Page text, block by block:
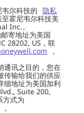
尔科技的 隐私
霍尼韦尔科技美
Inc.。
寄地址为美国
28202, US，联
。
通讯之目的，您在
传输给我们的供应
地址为美国加利
Suite 200,
方式为
。